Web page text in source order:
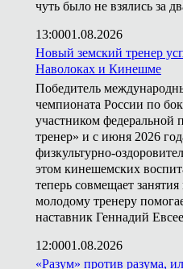
чуть было не взялись за
13:0001.08.2026
Новый земский тренер
Наволоках и Кинешме
Победитель
чемпионата России по
участником федеральной
тренер» и с июня 2026
физкультурно-
этом кинешемских
теперь совмещает
молодому тренеру
наставник Геннадий
12:0001.08.2026
«Разум» против разума,